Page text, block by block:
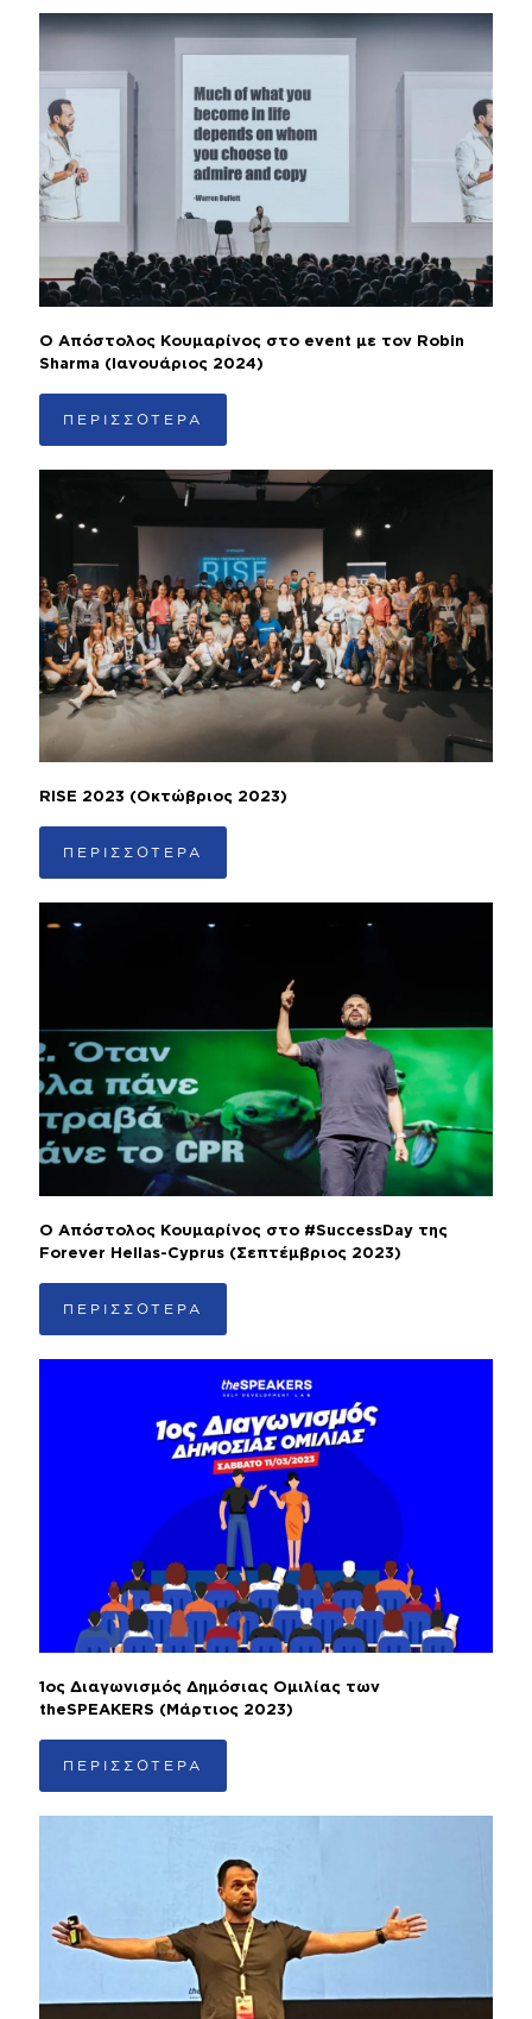
Ο Απόστολος Κουμαρίνος στο event με τον Robin
Sharma (Ιανουάριος 2024)
ΠΕΡΙΣΣΟΤΕΡΑ
RISE 2023 (Οκτώβριος 2023)
ΠΕΡΙΣΣΟΤΕΡΑ
Ο Απόστολος Κουμαρίνος στο #SuccessDay της
Forever Hellas-Cyprus (Σεπτέμβριος 2023)
ΠΕΡΙΣΣΟΤΕΡΑ
1ος Διαγωνισμός Δημόσιας Ομιλίας των
theSPEAKERS (Μάρτιος 2023)
ΠΕΡΙΣΣΟΤΕΡΑ